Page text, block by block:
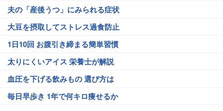
夫の「産後うつ」にみられる症状
大豆を摂取してストレス過食防止
1日10回 お腹引き締まる簡単習慣
太りにくいアイス 栄養士が解説
血圧を下げる飲みもの 選び方は
毎日早歩き 1年で何キロ痩せるか